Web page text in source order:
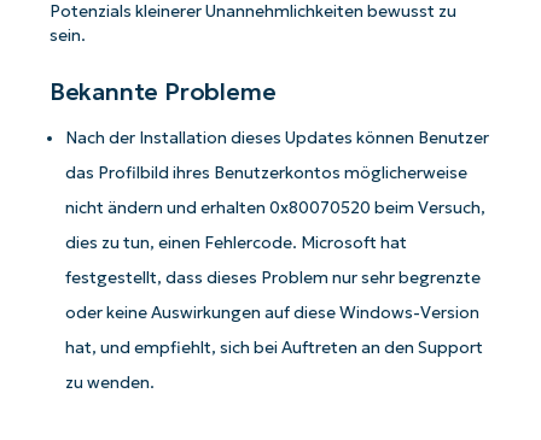
Potenzials kleinerer Unannehmlichkeiten bewusst zu
sein.
Bekannte Probleme
Nach der Installation dieses Updates können Benutzer
das Profilbild ihres Benutzerkontos möglicherweise
nicht ändern und erhalten 0x80070520 beim Versuch,
dies zu tun, einen Fehlercode. Microsoft hat
festgestellt, dass dieses Problem nur sehr begrenzte
oder keine Auswirkungen auf diese Windows-Version
hat, und empfiehlt, sich bei Auftreten an den Support
zu wenden.